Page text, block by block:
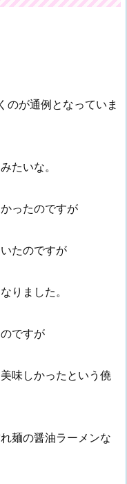
のが通例となっていま
たいな。
ったのですが
たのですが
りました。
ですが
味しかったという僥
麺の醤油ラーメンな